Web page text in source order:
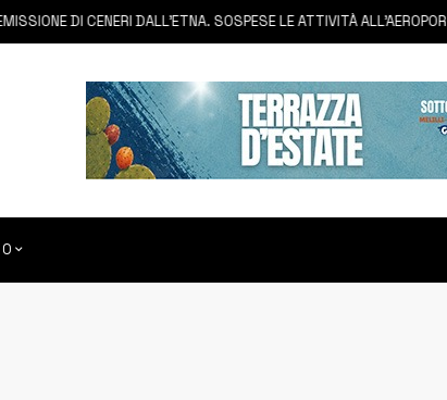
DI CENERI DALL’ETNA. SOSPESE LE ATTIVITÀ ALL’AEROPORTO DI